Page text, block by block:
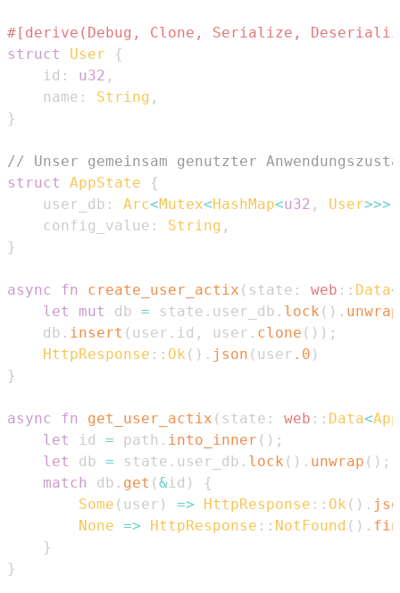
#[derive(Debug, Clone, Serialize,
struct
User
{
    id
: u32 ,
    name
: String ,
}
// Unser gemeinsam genutzter
struct
AppState
{
    user_db
: Arc<Mutex<HashMap<u32 , User>>>
    config_value
: String ,
}
async fn create_user_actix ( state : web :: Data<
let
mut db = state . user_db . lock ( ) . unwrap
    db
. insert ( user . id , user . clone ( ) ) ;
HttpResponse :: Ok ( ) . json ( user .0 )
}
async fn get_user_actix ( state : web :: Data<
let
id = path . into_inner ( ) ;
let
db = state . user_db . lock ( ) . unwrap ( ) ;
match
db . get (&id )
{
Some ( user ) => HttpResponse :: Ok ( ) .
None => HttpResponse :: NotFound ( ) .
}
}